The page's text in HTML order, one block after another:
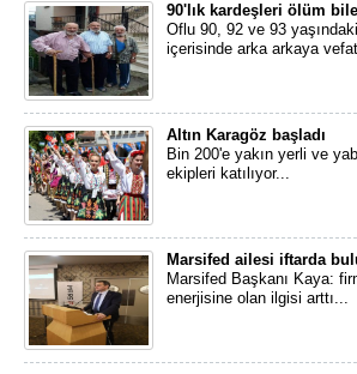
90'lık kardeşleri ölüm bile
Oflu 90, 92 ve 93
içerisinde arka arkaya
Altın Karagöz başladı
Bin 200'e yakın yerli ve
ekipleri katılıyor...
Marsifed ailesi iftarda
Marsifed Başkanı Kaya:
enerjisine olan ilgisi arttı...